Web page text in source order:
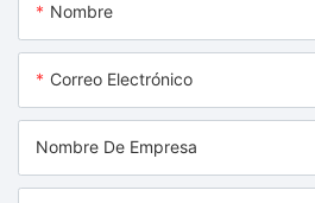
Nombre
Correo Electrónico
Nombre De Empresa